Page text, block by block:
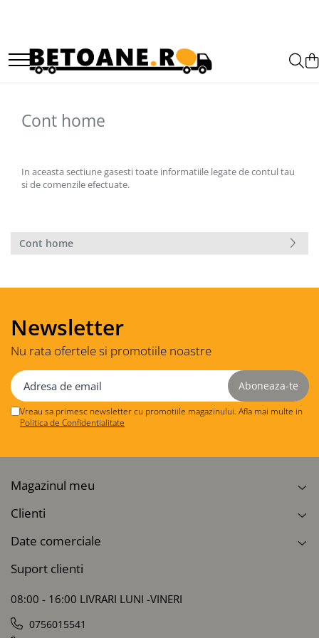
PIESE AUTOBETONIERE
AUTOBETONIERE STETTER
AUTOBETONIERE CIFA
AUTOBETONIERE PUTZMEISTER
Cont home
In aceasta sectiune gasesti toate informatiile legate de contul tau
si de comenzile efectuate.
Cont home
Newsletter
Nu rata ofertele si promotiile noastre
Vreau sa primesc newsletter cu promotiile magazinului. Afla mai multe in
Politica de Confidentialitate
Magazinul meu
Clienti
Date comerciale
Suport clienti
08:00 - 16:00 LIVRARI LUNI -VINERI
0756015541